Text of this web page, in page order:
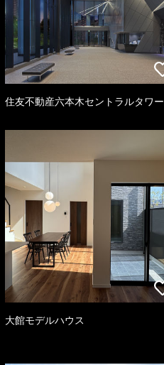
住友不動産六本木セントラルタワー
大館モデルハウス